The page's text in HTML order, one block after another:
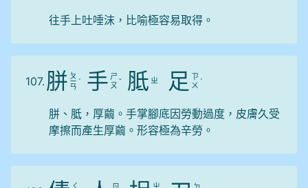
往手上吐唾沫，比喻極容易取得。
107. 胼 ㄆ
ㄧ
ㄢ
ˊ 手 ㄕ
ㄡ ˇ 胝 ㄓ 足 ㄗ
ㄨ ˊ
胼、胝，厚繭。手掌腳底因勞動過度，皮膚久受
摩擦而產生厚繭。形容極為辛勞。
ㄑ ㄓ